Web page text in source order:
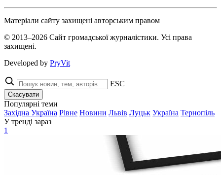
Матеріали сайту захищені авторським правом
© 2013–2026 Сайт громадської журналістики. Усі права
захищені.
Developed by PryVit
ESC
Скасувати
Популярні теми
Західна Україна Рівне Новини Львів Луцьк Україна Тернопіль
У тренді зараз
1